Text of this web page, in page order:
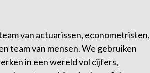
van actuarissen, econometristen,
team van mensen. We gebruiken
in een wereld vol cijfers,